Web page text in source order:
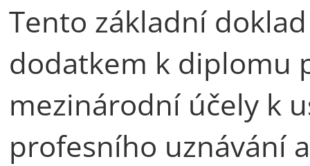
Tento základní
dodatkem k diplomu
mezinárodní účely k
profesního uznávání